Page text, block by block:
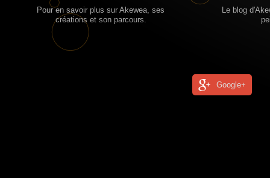
Pour en savoir plus sur Akewea, ses
créations et son parcours.
Le blog
Google+